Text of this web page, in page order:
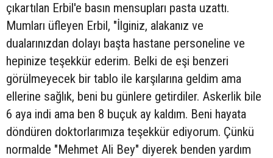
çıkartılan Erbil'e basın mensupları pasta uzattı.
Mumları üfleyen Erbil, "İlginiz, alakanız ve
dualarınızdan dolayı başta hastane personeline ve
hepinize teşekkür ederim. Belki de eşi benzeri
görülmeyecek bir tablo ile karşılarına geldim ama
ellerine sağlık, beni bu günlere getirdiler. Askerlik bile
6 aya indi ama ben 8 buçuk ay kaldım. Beni hayata
döndüren doktorlarımıza teşekkür ediyorum. Çünkü
normalde "Mehmet Ali Bey" diyerek benden yardım